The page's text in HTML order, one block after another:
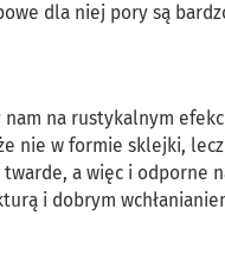
dla niej pory są
na rustykalnym
w formie sklejki, lecz
a więc i odporne
i dobrym